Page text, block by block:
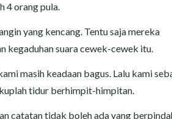
4 orang pula.
yang kencang. Tentu saja mereka
kegaduhan suara cewek-cewek itu.
masih keadaan bagus. Lalu kami
tidur berhimpit-himpitan.
catatan tidak boleh ada yang